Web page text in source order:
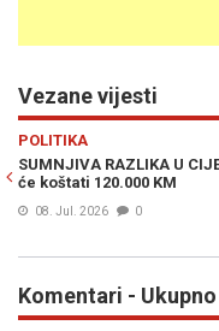
Vezane vijesti
građane
ŠTA SE
da zaštite svoju
07. Jul. 2026
Komentari - Ukupno